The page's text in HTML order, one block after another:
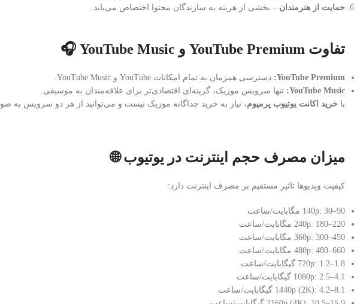
حمایت از هنرمندان – بخشی از هزینه به سازندگان محتوا اختصاص می‌یابد.
تفاوت YouTube Premium و YouTube Music 🎧
YouTube Premium: دسترسی همزمان به تمام امکانات YouTube و YouTube Music.
YouTube Music: تنها سرویس موزیک، گزینه‌ای اقتصادی‌تر برای علاقه‌مندان به موسیقی.
با خرید اکانت یوتیوب پرمیوم، نیاز به خرید جداگانه موزیک نیست و می‌توانید از هر دو سرویس به
میزان مصرف حجم اینترنت در یوتیوب 🌐
کیفیت ویدیوها تاثیر مستقیم بر مصرف اینترنت دارد:
140p: 30–90 مگابایت/ساعت
240p: 180–220 مگابایت/ساعت
360p: 300–450 مگابایت/ساعت
480p: 480–660 مگابایت/ساعت
720p: 1.2–1.8 گیگابایت/ساعت
1080p: 2.5–4.1 گیگابایت/ساعت
1440p (2K): 4.2–8.1 گیگابایت/ساعت